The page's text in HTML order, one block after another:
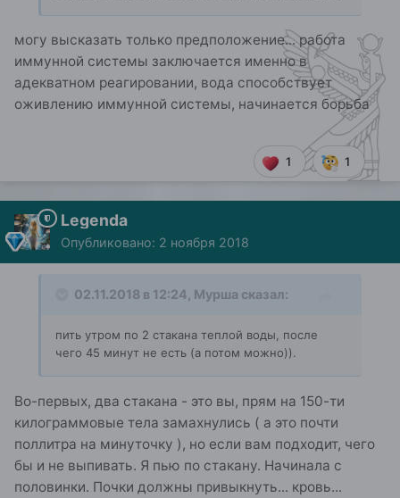
могу высказать только предположение... работа
иммунной системы заключается именно в
адекватном реагировании, вода способствует
оживлению иммунной системы, начинается борьба
1 1
Legenda
Опубликовано: 2 ноября 2018
02.11.2018 в 12:24, Мурша сказал:
пить утром по 2 стакана теплой воды, после
чего 45 минут не есть (а потом можно)).
Во-первых, два стакана - это вы, прям на 150-ти
килограммовые тела замахнулись ( а это почти
поллитра на минуточку ), но если вам подходит, чего
бы и не выпивать. Я пью по стакану. Начинала с
половинки. Почки должны привыкнуть... кровь...